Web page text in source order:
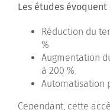
Les études évoquent
Réduction du
%
Augmentation
à 200 %
Automatisation
Cependant, cette